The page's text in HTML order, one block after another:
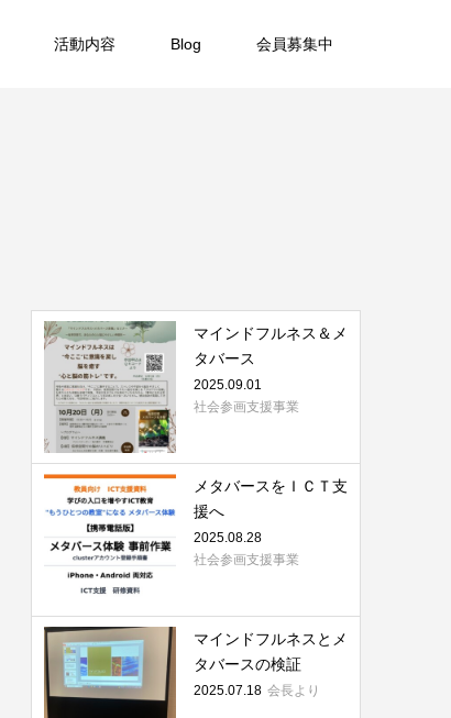
活動内容 Blog 会員募集中
マインドフルネス＆メ
タバース
2025.09.01
社会参画支援事業
メタバースをＩＣＴ支
援へ
2025.08.28
社会参画支援事業
マインドフルネスとメ
タバースの検証
2025.07.18 会長より